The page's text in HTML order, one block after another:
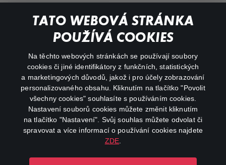
TATO WEBOVÁ STRÁNKA
POUŽÍVÁ COOKIES
Na těchto webových stránkách se používají soubory
cookies či jiné identifikátory z funkčních, statistických
a marketingových důvodů, jakož i pro účely zobrazování
personalizovaného obsahu. Kliknutím na tlačítko "Povolit
všechny cookies" souhlasíte s používáním cookies.
Nastavení souborů cookies můžete změnit kliknutím
na tlačítko "Nastavení". Svůj souhlas můžete odvolat či
spravovat a více informací o používání cookies najdete
ZDE
My profile
facebookinstagram
youtube